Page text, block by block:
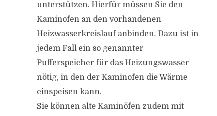
unterstützen. Hierfür müssen Sie den
Kaminofen an den vorhandenen
Heizwasserkreislauf anbinden. Dazu ist in
jedem Fall ein so genannter
Pufferspeicher für das Heizungswasser
nötig, in den der Kaminofen die Wärme
einspeisen kann.
Sie können alte Kaminöfen zudem mit